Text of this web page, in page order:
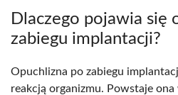
Dlaczego pojawia się
zabiegu implantacji?
Opuchlizna po zabiegu
reakcją organizmu. Powstaje